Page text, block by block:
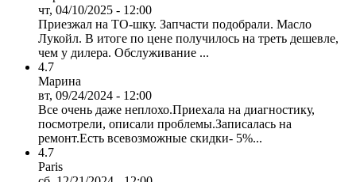
чт, 04/10/2025 - 12:00
Приезжал на ТО-шку. Запчасти подобрали. Масло
Лукойл. В итоге по цене получилось на треть дешевле,
чем у дилера. Обслуживание ...
4.7
Марина
вт, 09/24/2024 - 12:00
Все очень даже неплохо.Приехала на диагностику,
посмотрели, описали проблемы.Записалась на
ремонт.Есть всевозможные скидки- 5%...
4.7
Paris